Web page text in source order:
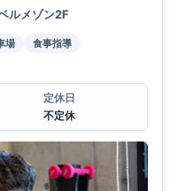
ルメゾン2F
場
食事指導
定休日
不定休